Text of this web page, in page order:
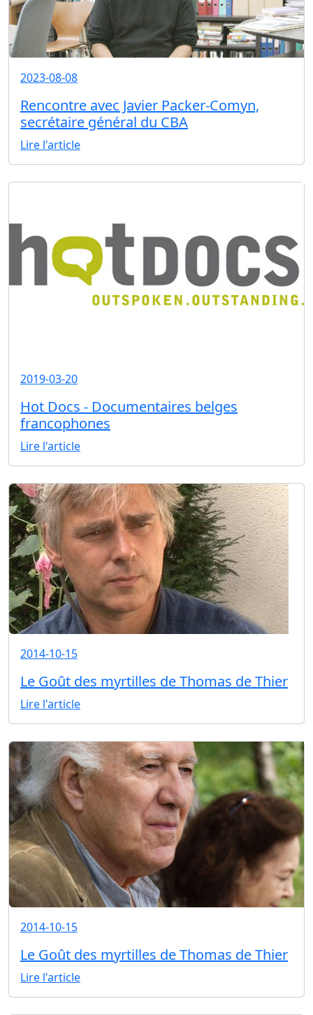
2023-08-08
Rencontre avec Javier Packer-Comyn,
secrétaire général du CBA
Lire l'article
2019-03-20
Hot Docs - Documentaires belges
francophones
Lire l'article
2014-10-15
Le Goût des myrtilles de Thomas de Thier
Lire l'article
2014-10-15
Le Goût des myrtilles de Thomas de Thier
Lire l'article